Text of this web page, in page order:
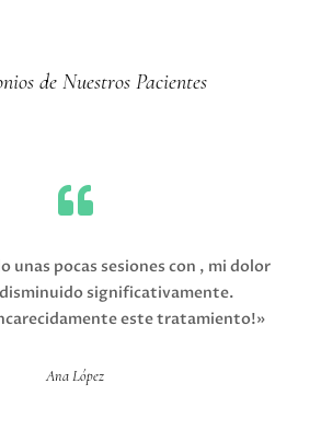
de Nuestros Pacientes

unas pocas sesiones con , mi dolor
significativamente.
este tratamiento!»
Ana López